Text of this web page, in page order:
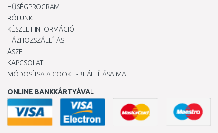
HŰSÉGPROGRAM
RÓLUNK
KÉSZLET INFORMÁCIÓ
HÁZHOZSZÁLLÍTÁS
ÁSZF
KAPCSOLAT
MÓDOSÍTSA A COOKIE-BEÁLLÍTÁSAIMAT
ONLINE BANKKÁRTYÁVAL